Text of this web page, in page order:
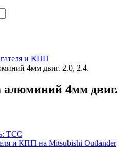
и КПП
4мм двиг. 2.0, 2.4.
алюминий 4мм двиг.
ТСС